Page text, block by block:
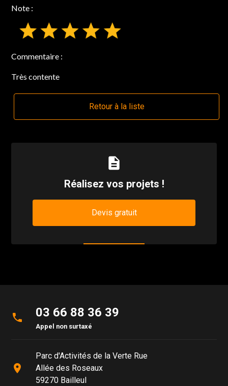
Note :
Commentaire :
Très contente
Retour à la liste
description
Réalisez vos projets !
Devis gratuit
phone 03 66 88 36 39
Appel non surtaxé
place
Parc d'Activités de la Verte Rue
Allée des Roseaux
59270 Bailleul